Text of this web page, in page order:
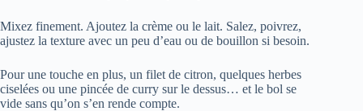
Mixez finement. Ajoutez la crème ou le lait. Salez, poivrez,
ajustez la texture avec un peu d’eau ou de bouillon si besoin.
Pour une touche en plus, un filet de citron, quelques herbes
ciselées ou une pincée de curry sur le dessus… et le bol se
vide sans qu’on s’en rende compte.